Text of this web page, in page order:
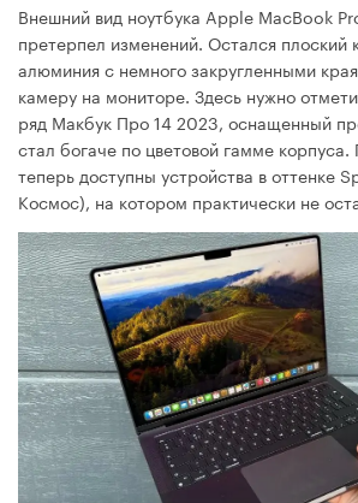
Внешний вид ноутбука Apple MacBook
претерпел изменений. Остался плоский
алюминия с немного закругленными
камеру на мониторе. Здесь нужно
ряд Макбук Про 14 2023, оснащенный
стал богаче по цветовой гамме
теперь доступны устройства в оттенке
Космос), на котором практически не